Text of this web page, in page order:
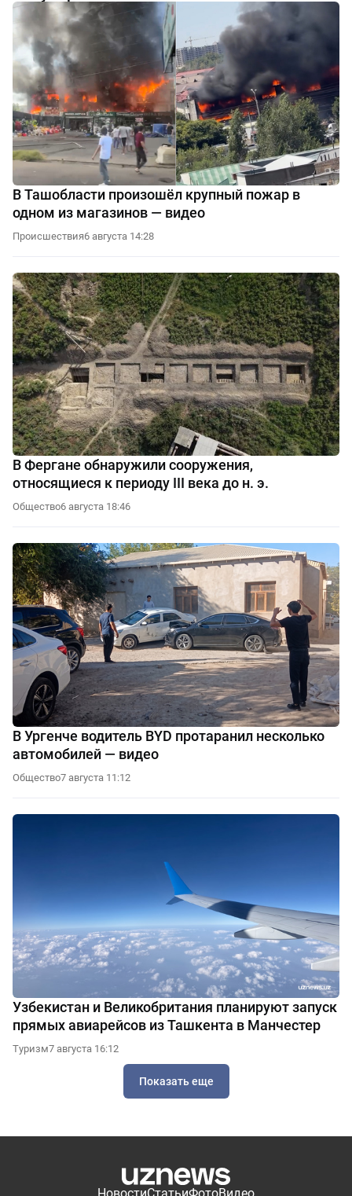
В Ташобласти произошёл крупный пожар в
одном из магазинов — видео
Происшествия6 августа 14:28
В Фергане обнаружили сооружения,
относящиеся к периоду III века до н. э.
Общество6 августа 18:46
В Ургенче водитель BYD протаранил несколько
автомобилей — видео
Общество7 августа 11:12
Узбекистан и Великобритания планируют запуск
прямых авиарейсов из Ташкента в Манчестер
Туризм7 августа 16:12
Показать еще